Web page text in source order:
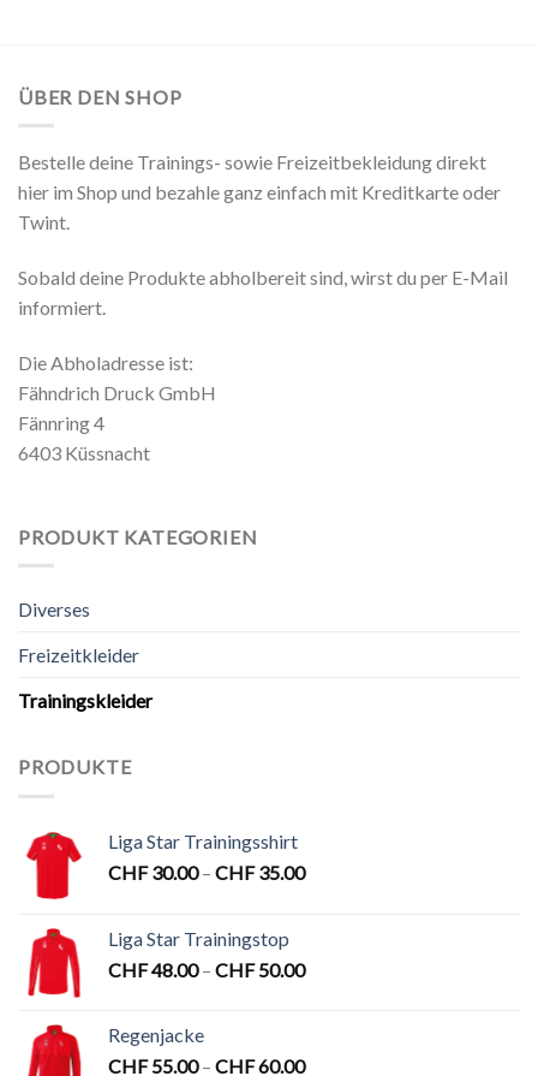
ÜBER DEN SHOP
Bestelle deine Trainings- sowie Freizeitbekleidung direkt
hier im Shop und bezahle ganz einfach mit Kreditkarte oder
Twint.
Sobald deine Produkte abholbereit sind, wirst du per E-Mail
informiert.
Die Abholadresse ist:
Fähndrich Druck GmbH
Fännring 4
6403 Küssnacht
PRODUKT KATEGORIEN
Diverses
Freizeitkleider
Trainingskleider
PRODUKTE
Liga Star Trainingsshirt
CHF30.00– CHF35.00
Liga Star Trainingstop
CHF48.00– CHF50.00
Regenjacke
CHF55.00– CHF60.00